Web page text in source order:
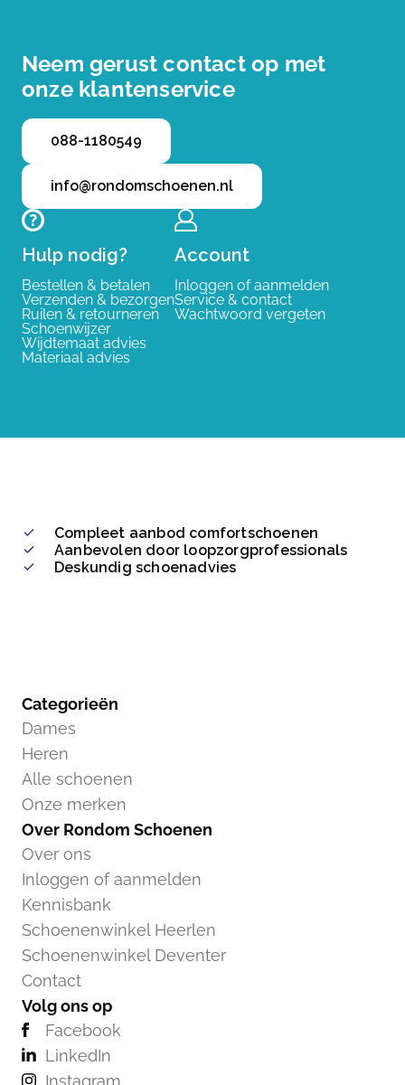
Neem gerust contact op met
onze klantenservice
088-1180549
info@rondomschoenen.nl
Hulp nodig?
Bestellen & betalen
Verzenden & bezorgen
Ruilen & retourneren
Schoenwijzer
Wijdtemaat advies
Materiaal advies
Account
Inloggen of aanmelden
Service & contact
Wachtwoord vergeten
Compleet aanbod comfortschoenen
Aanbevolen door loopzorgprofessionals
Deskundig schoenadvies
Categorieën
Dames
Heren
Alle schoenen
Onze merken
Over Rondom Schoenen
Over ons
Inloggen of aanmelden
Kennisbank
Schoenenwinkel Heerlen
Schoenenwinkel Deventer
Contact
Volg ons op
Facebook
LinkedIn
Instagram